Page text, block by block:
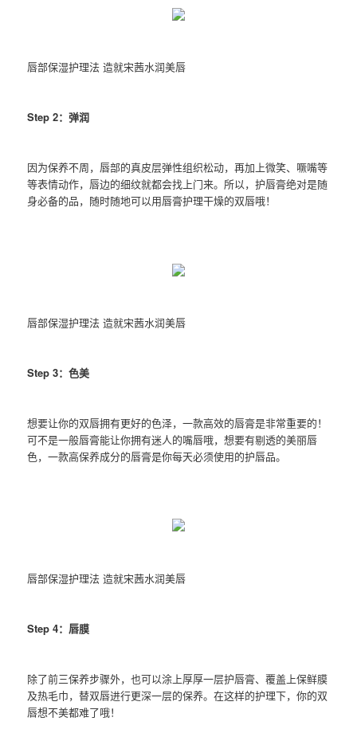
唇部保湿护理法 造就宋茜水润美唇
Step 2：弹润
因为保养不周，唇部的真皮层弹性组织松动，再加上微笑、噘嘴等
等表情动作，唇边的细纹就都会找上门来。所以，护唇膏绝对是随
身必备的品，随时随地可以用唇膏护理干燥的双唇哦！
唇部保湿护理法 造就宋茜水润美唇
Step 3：色美
想要让你的双唇拥有更好的色泽，一款高效的唇膏是非常重要的！
可不是一般唇膏能让你拥有迷人的嘴唇哦，想要有剔透的美丽唇
色，一款高保养成分的唇膏是你每天必须使用的护唇品。
唇部保湿护理法 造就宋茜水润美唇
Step 4：唇膜
除了前三保养步骤外，也可以涂上厚厚一层护唇膏、覆盖上保鲜膜
及热毛巾，替双唇进行更深一层的保养。在这样的护理下，你的双
唇想不美都难了哦！